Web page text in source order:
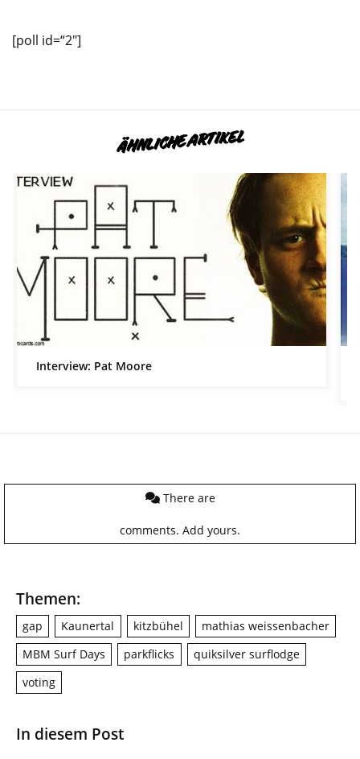
[poll id=“2″]
ÄHNLICHE ARTIKEL
Interview: Pat Moore
There are
comments. Add yours.
Themen:
gap Kaunertal kitzbühel
mathias weissenbacher
MBM Surf Days
parkflicks
quiksilver surflodge
voting
In diesem Post